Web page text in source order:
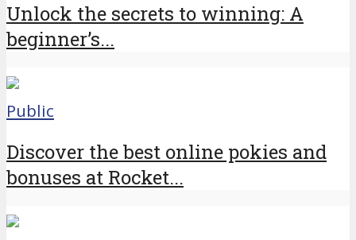
Unlock the secrets to winning: A
beginner’s...
Public
Discover the best online pokies and
bonuses at Rocket...